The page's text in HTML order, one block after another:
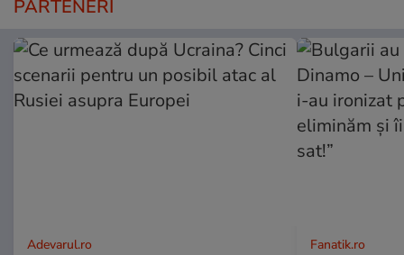
PARTENERI
Adevarul.ro Fanatik.ro